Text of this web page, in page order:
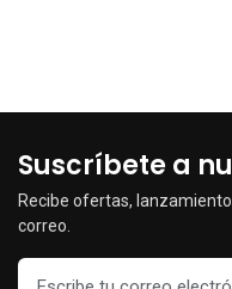
Suscríbete a
Recibe ofertas,
correo.